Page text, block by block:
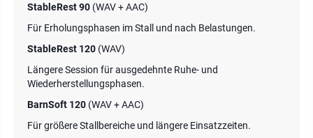
StableRest 90 (WAV + AAC)
Für Erholungsphasen im Stall und nach Belastungen.
StableRest 120 (WAV)
Längere Session für ausgedehnte Ruhe- und
Wiederherstellungsphasen.
BarnSoft 120 (WAV + AAC)
Für größere Stallbereiche und längere Einsatzzeiten.